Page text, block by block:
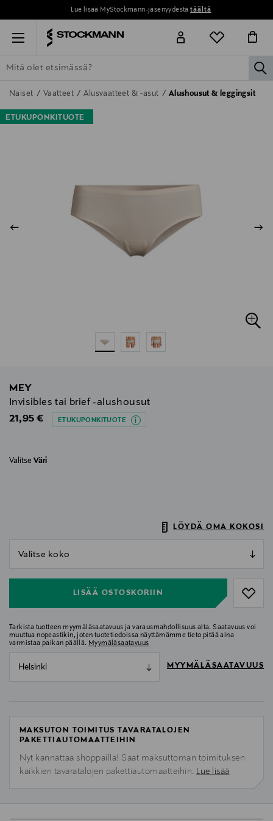
Lue lisää MyStockmann-jäsenyydestätäältä
Menu
ETSI KAIKKI NAISET MIEHET LAPSET KOTI
Naiset Vaatteet Alusvaatteet & -asut Alushousut & leggingsit
ETUKUPONKITUOTE
MEY
Invisibles tai brief -alushousut
Original Price
21,95 € ETUKUPONKITUOTE
Valitse Väri
LÖYDÄ OMA KOKOSI
LISÄÄ OSTOSKORIIN
Tarkista tuotteen myymäläsaatavuus ja varausmahdollisuus alta. Saatavuus voi
muuttua nopeastikin, joten tuotetiedoissa näyttämämme tieto pitää aina
varmistaa paikan päällä. Myymäläsaatavuus
Helsinki MYYMÄLÄSAATAVUUS
MAKSUTON TOIMITUS TAVARATALOJEN
PAKETTIAUTOMAATTEIHIN
Nyt kannattaa shoppailla! Saat maksuttoman toimituksen
kaikkien tavaratalojen pakettiautomaatteihin. Lue lisää